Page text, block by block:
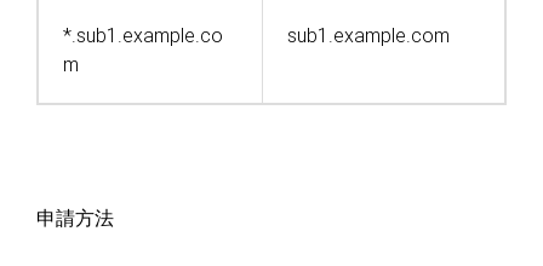
*.sub1.example.co
m
sub1.example.com
申請方法